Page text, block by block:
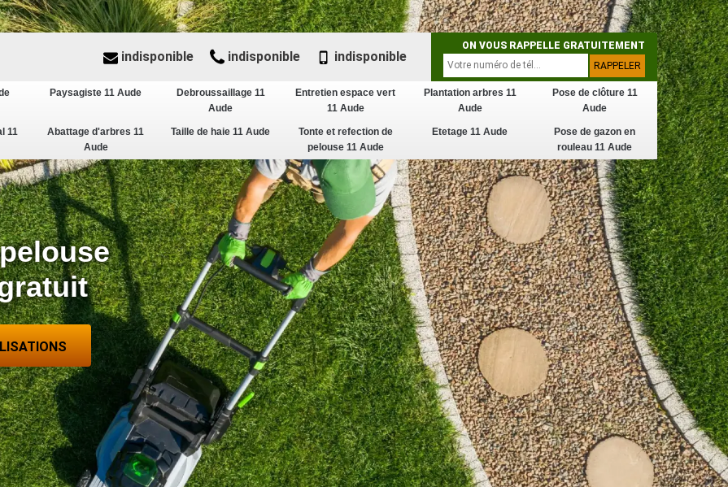
Paysagiste 11 Aude
Debroussaillage 11
Aude
Entretien espace vert
11 Aude
Plantation arbres 11
Aude
Pose de clôture 11
Aude
11
Abattage d'arbres 11
Aude
Taille de haie 11 Aude
Tonte et refection de
pelouse 11 Aude
Etetage 11 Aude
Pose de gazon en
rouleau 11 Aude
indisponible indisponible indisponible
ON VOUS RAPPELLE GRATUITEMENT